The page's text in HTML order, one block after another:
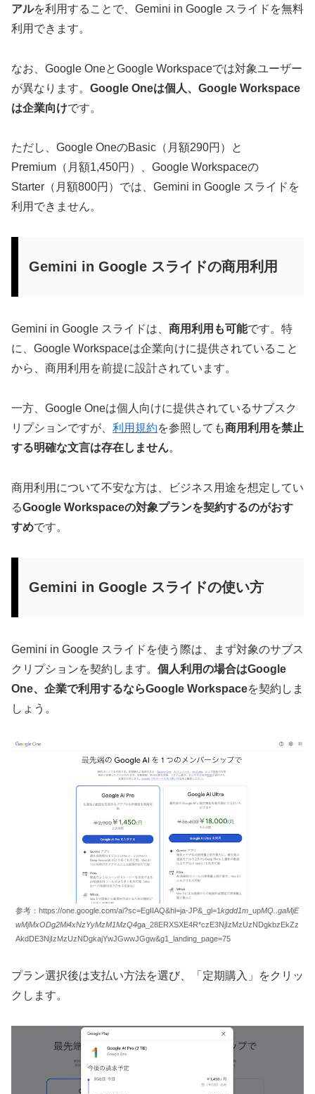
アルを利用することで、Gemini in Google スライドを無料
利用できます。
なお、Google OneとGoogle Workspaceでは対象ユーザー
が異なります。 Google Oneは個人、Google Workspace
は企業向けです。
ただし、Google OneのBasic（月額290円）と
Premium（月額1,450円）、Google Workspaceの
Starter（月額800円）では、Gemini in Google スライドを
利用できません。
Gemini in Google スライドの商用利用
Gemini in Google スライドは、 商用利用も可能です。特
に、Google Workspaceは企業向けに提供されていること
から、商用利用を前提に設計されています。
一方、Google Oneは個人向けに提供されているサブスク
リプションですが、 利用規約を参照しても商用利用を禁止
する明確な文言は存在しません。
商用利用について不安な方は、ビジネス用途を想定してい
るGoogle Workspaceの対象プランを契約するのがおす
すめです。
Gemini in Google スライドの使い方
Gemini in Google スライドを使う際は、まず対象のサブス
クリプションを契約します。 個人利用の場合はGoogle
One、企業で利用するならGoogle Workspaceを契約しま
しょう。
参考：https://one.google.com/ai?sc=EgIIAQ&hl=ja-JP&_gl=1kgdd1m _upMQ..gaMjE
wMjMxODg2Mi4xNzYyMzM1MzQ4ga_28ERXSXE4R*czE3NjIzMzUzNDgkbzEkZz
AkdDE3NjIzMzUzNDgkajYwJGwwJGgw&g1_landing_page=75
プラン選択後は支払い方法を選び、「定期購入」をクリッ
クします。